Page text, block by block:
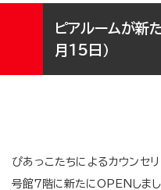
ピアルームが
月15日）
ぴあっこたちによるカウンセ
号館7階に新たにOPENしまし